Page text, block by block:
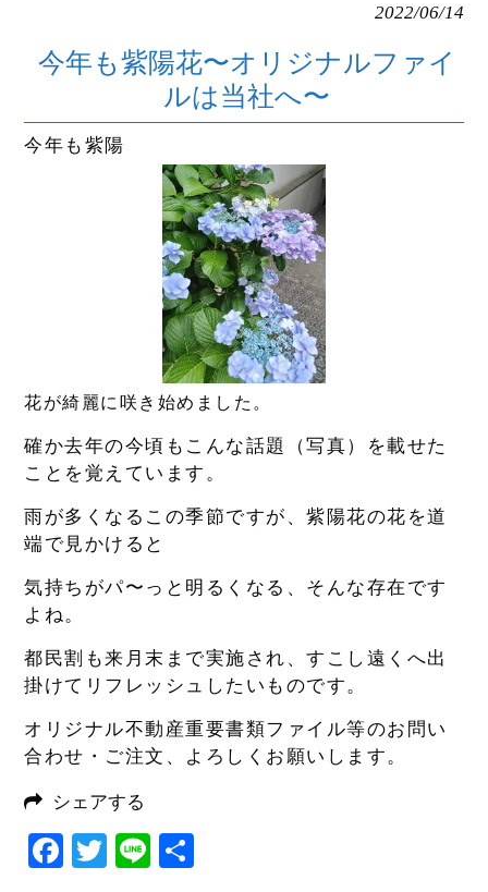
2022/06/14
今年も紫陽花〜オリジナルファイ
ルは当社へ〜
今年も紫陽
花が綺麗に咲き始めました。
確か去年の今頃もこんな話題（写真）を載せた
ことを覚えています。
雨が多くなるこの季節ですが、紫陽花の花を道
端で見かけると
気持ちがパ〜っと明るくなる、そんな存在です
よね。
都民割も来月末まで実施され、すこし遠くへ出
掛けてリフレッシュしたいものです。
オリジナル不動産重要書類ファイル等のお問い
合わせ・ご注文、よろしくお願いします。
シェアする
Facebook
Twitter
Line